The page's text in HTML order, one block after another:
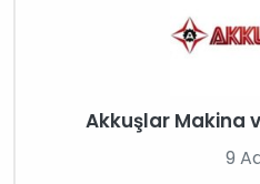
Akkuşlar Makina
9